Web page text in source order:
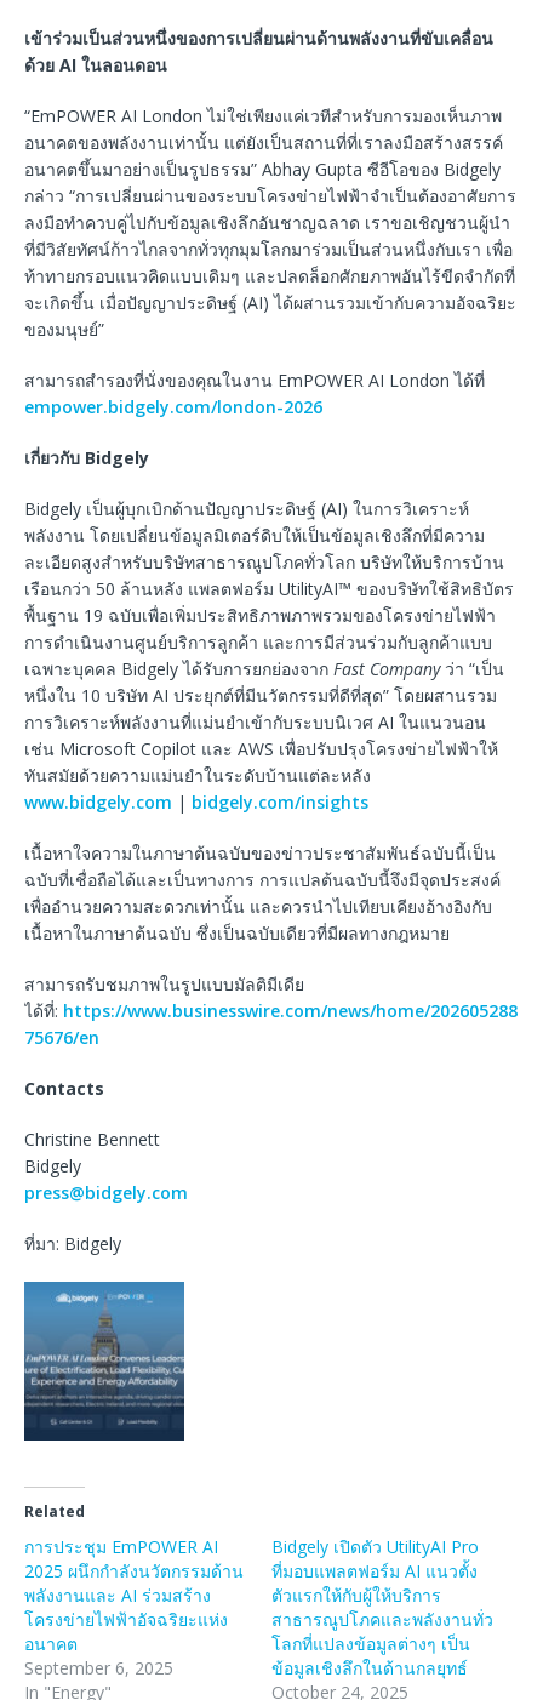
เข้าร่วมเป็นส่วนหนึ่งของการเปลี่ยนผ่านด้านพลังงานที่ขับเคลื่อน
ด้วย AI ในลอนดอน
“EmPOWER AI London ไม่ใช่เพียงแค่เวทีสำหรับการมองเห็นภาพ
อนาคตของพลังงานเท่านั้น แต่ยังเป็นสถานที่ที่เราลงมือสร้างสรรค์
อนาคตขึ้นมาอย่างเป็นรูปธรรม” Abhay Gupta ซีอีโอของ Bidgely
กล่าว “การเปลี่ยนผ่านของระบบโครงข่ายไฟฟ้าจำเป็นต้องอาศัยการ
ลงมือทำควบคู่ไปกับข้อมูลเชิงลึกอันชาญฉลาด เราขอเชิญชวนผู้นำ
ที่มีวิสัยทัศน์ก้าวไกลจากทั่วทุกมุมโลกมาร่วมเป็นส่วนหนึ่งกับเรา เพื่อ
ท้าทายกรอบแนวคิดแบบเดิมๆ และปลดล็อกศักยภาพอันไร้ขีดจำกัดที่
จะเกิดขึ้น เมื่อปัญญาประดิษฐ์ (AI) ได้ผสานรวมเข้ากับความอัจฉริยะ
ของมนุษย์”
สามารถสำรองที่นั่งของคุณในงาน EmPOWER AI London ได้ที่
empower.bidgely.com/london-2026
เกี่ยวกับ Bidgely
Bidgely เป็นผู้บุกเบิกด้านปัญญาประดิษฐ์ (AI) ในการวิเคราะห์
พลังงาน โดยเปลี่ยนข้อมูลมิเตอร์ดิบให้เป็นข้อมูลเชิงลึกที่มีความ
ละเอียดสูงสำหรับบริษัทสาธารณูปโภคทั่วโลก บริษัทให้บริการบ้าน
เรือนกว่า 50 ล้านหลัง แพลตฟอร์ม UtilityAI™ ของบริษัทใช้สิทธิบัตร
พื้นฐาน 19 ฉบับเพื่อเพิ่มประสิทธิภาพภาพรวมของโครงข่ายไฟฟ้า
การดำเนินงานศูนย์บริการลูกค้า และการมีส่วนร่วมกับลูกค้าแบบ
เฉพาะบุคคล Bidgely ได้รับการยกย่องจาก Fast Companyว่า “เป็น
หนึ่งใน 10 บริษัท AI ประยุกต์ที่มีนวัตกรรมที่ดีที่สุด” โดยผสานรวม
การวิเคราะห์พลังงานที่แม่นยำเข้ากับระบบนิเวศ AI ในแนวนอน
เช่น Microsoft Copilot และ AWS เพื่อปรับปรุงโครงข่ายไฟฟ้าให้
ทันสมัยด้วยความแม่นยำในระดับบ้านแต่ละหลัง
www.bidgely.com | bidgely.com/insights
เนื้อหาใจความในภาษาต้นฉบับของข่าวประชาสัมพันธ์ฉบับนี้เป็น
ฉบับที่เชื่อถือได้และเป็นทางการ การแปลต้นฉบับนี้จึงมีจุดประสงค์
เพื่ออำนวยความสะดวกเท่านั้น และควรนำไปเทียบเคียงอ้างอิงกับ
เนื้อหาในภาษาต้นฉบับ ซึ่งเป็นฉบับเดียวที่มีผลทางกฎหมาย
สามารถรับชมภาพในรูปแบบมัลติมีเดีย
ได้ที่: https://www.businesswire.com/news/home/202605288
75676/en
Contacts
Christine Bennett
Bidgely
press@bidgely.com
ที่มา: Bidgely
Related
การประชุม EmPOWER AI
2025 ผนึกกำลังนวัตกรรมด้าน
พลังงานและ AI ร่วมสร้าง
โครงข่ายไฟฟ้าอัจฉริยะแห่ง
อนาคต
September 6, 2025
In "Energy"
Bidgely เปิดตัว UtilityAI Pro
ที่มอบแพลตฟอร์ม AI แนวตั้ง
ตัวแรกให้กับผู้ให้บริการ
สาธารณูปโภคและพลังงานทั่ว
โลกที่แปลงข้อมูลต่างๆ เป็น
ข้อมูลเชิงลึกในด้านกลยุทธ์
October 24, 2025